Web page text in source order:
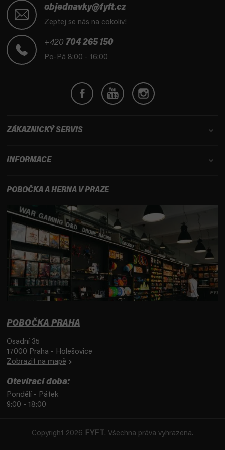
objednavky@fyft.cz
Zeptej se nás na cokoliv!
+420 704 265 150
Po-Pá 8:00 - 16:00
ZÁKAZNICKÝ SERVIS
INFORMACE
POBOČKA A HERNA V PRAZE
POBOČKA PRAHA
Osadní 35
17000 Praha - Holešovice
Zobrazit na mapě
Otevírací doba:
Pondělí - Pátek
9:00 - 18:00
Copyright 2026 FYFT . Všechna práva vyhrazena.